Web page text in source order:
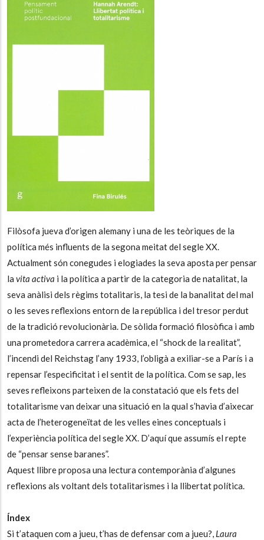
Filòsofa jueva d’origen alemany i una de les teòriques de la
política més influents de la segona meitat del segle XX.
Actualment són conegudes i elogiades la seva aposta per pensar
la vita activa i la política a partir de la categoria de natalitat, la
seva anàlisi dels règims totalitaris, la tesi de la banalitat del mal
o les seves reflexions entorn de la república i del tresor perdut
de la tradició revolucionària. De sòlida formació filosòfica i amb
una prometedora carrera acadèmica, el “shock de la realitat”,
l’incendi del Reichstag l’any 1933, l’obligà a exiliar-se a París i a
repensar l’especificitat i el sentit de la política. Com se sap, les
seves refleixons parteixen de la constatació que els fets del
totalitarisme van deixar una situació en la qual s’havia d’aixecar
acta de l’heterogeneïtat de les velles eines conceptuals i
l’experiència política del segle XX. D’aquí que assumís el repte
de “pensar sense baranes”.
Aquest llibre proposa una lectura contemporània d’algunes
reflexions als voltant dels totalitarismes i la llibertat política.
Índex
Si t’ataquen com a jueu, t’has de defensar com a jueu?, Laura